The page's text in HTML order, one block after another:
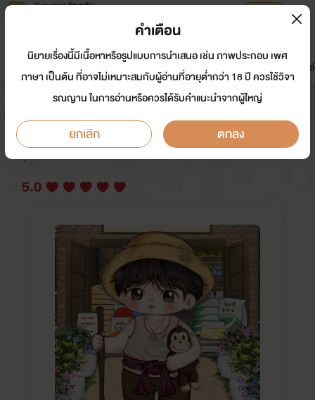
Tunwalai ธัญวลัย
หน้าแรก นิยาย อีบุ๊ก การ์ตูน
มาใหม่
ดรีมแชท ธัญลิสต์
หนูอินทร์จะเป็นคุณปู่ |EBOOK|
นักเขียน: 243Six
Y
5.0
คำเตือน
นิยายเรื่องนี้มีเนื้อหาหรือรูปแบบการนำเสนอ เช่น ภาพประกอบ เพศ
ภาษา เป็นต้น ที่อาจไม่เหมาะสมกับผู้อ่านที่อายุต่ำกว่า 18 ปี ควรใช้วิจา
รณญาน ในการอ่านหรือควรได้รับคำแนะนำจากผู้ใหญ่
ยกเลิก ตกลง